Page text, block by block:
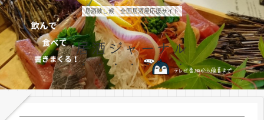
居酒致し候 全国居酒屋応援サイト
居酒ジャーナル